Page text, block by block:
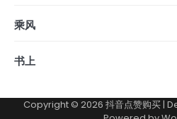
乘风
书上
Copyright © 2026 抖音点赞购买|